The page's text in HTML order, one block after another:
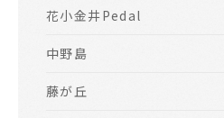
花小金井Pedal
中野島
藤が丘